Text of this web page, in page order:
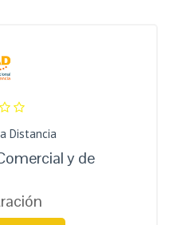
Distancia
y de